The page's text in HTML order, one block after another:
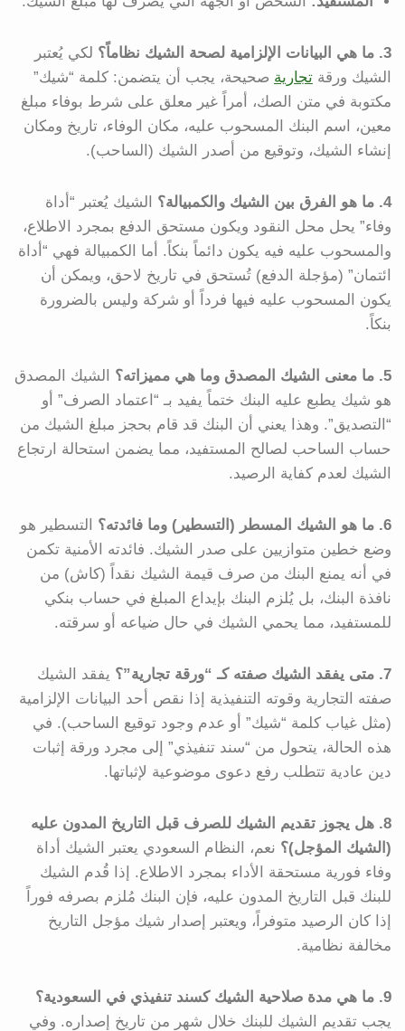
3. ما هي البيانات الإلزامية لصحة الشيك نظاماً؟
لكي يُعتبر
الشيك ورقة تجارية صحيحة، يجب أن يتضمن: كلمة “شيك”
مكتوبة في متن الصك، أمراً غير معلق على شرط بوفاء مبلغ
معين، اسم البنك المسحوب عليه، مكان الوفاء، تاريخ ومكان
إنشاء الشيك، وتوقيع من أصدر الشيك (الساحب).
4. ما هو الفرق بين الشيك والكمبيالة؟
الشيك يُعتبر “أداة
وفاء” يحل محل النقود ويكون مستحق الدفع بمجرد الاطلاع،
والمسحوب عليه فيه يكون دائماً بنكاً. أما الكمبيالة فهي “أداة
ائتمان” (مؤجلة الدفع) تُستحق في تاريخ لاحق، ويمكن أن
يكون المسحوب عليه فيها فرداً أو شركة وليس بالضرورة
بنكاً.
5. ما معنى الشيك المصدق وما هي مميزاته؟
الشيك المصدق
هو شيك يطبع عليه البنك ختماً يفيد بـ “اعتماد الصرف” أو
“التصديق”. وهذا يعني أن البنك قد قام بحجز مبلغ الشيك من
حساب الساحب لصالح المستفيد، مما يضمن استحالة ارتجاع
الشيك لعدم كفاية الرصيد.
6. ما هو الشيك المسطر (التسطير) وما فائدته؟
التسطير هو
وضع خطين متوازيين على صدر الشيك. فائدته الأمنية تكمن
في أنه يمنع البنك من صرف قيمة الشيك نقداً (كاش) من
نافذة البنك، بل يُلزم البنك بإيداع المبلغ في حساب بنكي
للمستفيد، مما يحمي الشيك في حال ضياعه أو سرقته.
7. متى يفقد الشيك صفته كـ “ورقة تجارية”؟
يفقد الشيك
صفته التجارية وقوته التنفيذية إذا نقص أحد البيانات الإلزامية
(مثل غياب كلمة “شيك” أو عدم وجود توقيع الساحب). في
هذه الحالة، يتحول من “سند تنفيذي” إلى مجرد ورقة إثبات
دين عادية تتطلب رفع دعوى موضوعية لإثباتها.
8. هل يجوز تقديم الشيك للصرف قبل التاريخ المدون عليه
(الشيك المؤجل)؟ نعم، النظام السعودي يعتبر الشيك أداة
وفاء فورية مستحقة الأداء بمجرد الاطلاع. إذا قُدم الشيك
للبنك قبل التاريخ المدون عليه، فإن البنك مُلزم بصرفه فوراً
إذا كان الرصيد متوفراً، ويعتبر إصدار شيك مؤجل التاريخ
مخالفة نظامية.
9. ما هي مدة صلاحية الشيك كسند تنفيذي في السعودية؟
يجب تقديم الشيك للبنك خلال شهر من تاريخ إصداره. وفي